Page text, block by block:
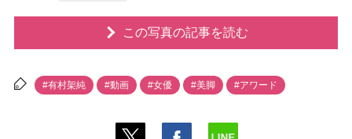
この写真の記事を読む
#有村架純 #動画 #女優 #美脚 #アワード